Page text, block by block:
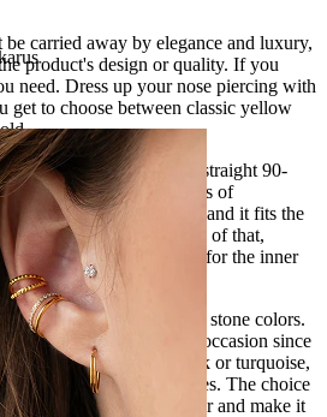
be carried away by elegance and luxury,
product's design or quality. If you
need. Dress up your nose piercing with
get to choose between classic yellow
bent in the middle with a straight 90-
stud very useful with lots of
to put in and take out, and it fits the
straight studs. On top of that,
stud is very comfortable for the inner
gold and three different stone colors.
everyday use and every occasion since
you can also go for pink or turquoise,
so they will catch all eyes. The choice
gold color and stone color and make it